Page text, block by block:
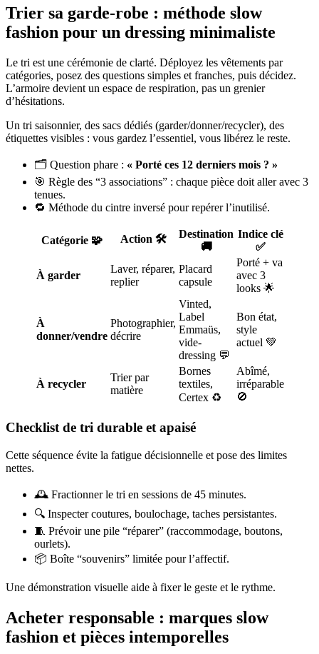
Trier sa garde-robe : méthode slow
fashion pour un dressing minimaliste
Le tri est une cérémonie de clarté. Déployez les vêtements par
catégories, posez des questions simples et franches, puis décidez.
L’armoire devient un espace de respiration, pas un grenier
d’hésitations.
Un tri saisonnier, des sacs dédiés (garder/donner/recycler), des
étiquettes visibles : vous gardez l’essentiel, vous libérez le reste.
🗂️ Question phare : « Porté ces 12 derniers mois ? »
🎯 Règle des “3 associations” : chaque pièce doit aller avec 3
tenues.
🔁 Méthode du cintre inversé pour repérer l’inutilisé.
Catégorie 🧩 Action 🛠️
Destination
🚚
Indice clé
✅
À garder
Laver, réparer,
replier
Placard
capsule
Porté + va
avec 3
looks 🌟
À
donner/vendre
Photographier,
décrire
Vinted,
Label
Emmaüs,
vide-
dressing 💬
Bon état,
style
actuel 💚
À recycler
Trier par
matière
Bornes
textiles,
Certex ♻️
Abîmé,
irréparable
🚫
Checklist de tri durable et apaisé
Cette séquence évite la fatigue décisionnelle et pose des limites
nettes.
🕰️ Fractionner le tri en sessions de 45 minutes.
🔍 Inspecter coutures, boulochage, taches persistantes.
🧵 Prévoir une pile “réparer” (raccommodage, boutons,
ourlets).
📦 Boîte “souvenirs” limitée pour l’affectif.
Une démonstration visuelle aide à fixer le geste et le rythme.
Acheter responsable : marques slow
fashion et pièces intemporelles